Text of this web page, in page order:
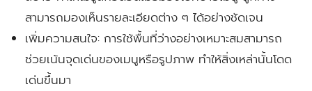
สามารถมองเห็นรายละเอียดต่าง ๆ ได้อย่างชัดเจน
เพิ่มความสนใจ: การใช้พื้นที่ว่างอย่างเหมาะสมสามารถ
ช่วยเน้นจุดเด่นของเมนูหรือรูปภาพ ทำให้สิ่งเหล่านั้นโดด
เด่นขึ้นมา